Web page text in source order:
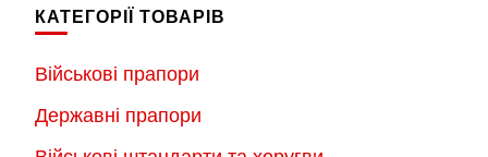
варіантів.
можна
на
КАТЕГОРІЇ ТОВАРІВ
Військові прапори
Державні прапори